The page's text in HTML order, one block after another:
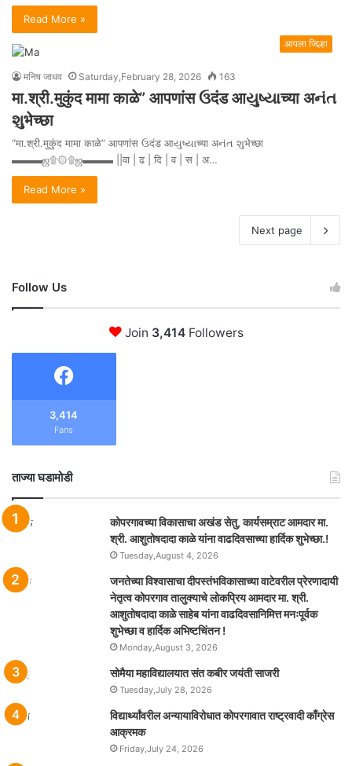
Read More »
आपला जिल्हा
मनिष जाधव Saturday,February 28, 2026 163
मा.श्री.मुकुंद मामा काळे” आपणांस ઉदंड आયુષ્યાच्या अનંત
શુभेच्छा
“मा.श्री.मुकुंद मामा काळे” आपणांस ઉदंड आયુષ્યાच्या अનંત શુभेच्छा
▬▬▬ஜ۩۞۩ஜ▬▬▬ ||वा | ढ | दि | व | स | अ…
Read More »
Next page
Follow Us
Join 3,414Followers
3,414
Fans
ताज्या घडामोडी
कोपरगावच्या विकासाचा अखंड सेतु, कार्यसम्राट आमदार मा.
श्री. आशुतोषदादा काळे यांना वाढदिवसाच्या हार्दिक शुभेच्छा.!
Tuesday,August 4, 2026
जनतेच्या विश्वासाचा दीपस्तंभविकासाच्या वाटेवरील प्रेरणादायी
नेतृत्व कोपरगाव तालुक्याचे लोकप्रिय आमदार मा. श्री.
आशुतोषदादा काळे साहेब यांना वाढदिवसानिमित्त मनःपूर्वक
शुभेच्छा व हार्दिक अभिष्टचिंतन !
Monday,August 3, 2026
सोमैया महाविद्यालयात संत कबीर जयंती साजरी
Tuesday,July 28, 2026
विद्यार्थ्यांवरील अन्यायाविरोधात कोपरगावात राष्ट्रवादी काँग्रेस
आक्रमक
Friday,July 24, 2026